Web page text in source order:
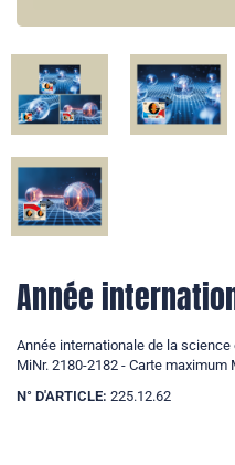
Année
Année internationale de la
MiNr. 2180-2182 - Carte maximum
N° D'ARTICLE: 225.12.62